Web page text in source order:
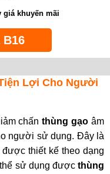
giá khuyến mãi
B16
Lợi Cho Người
chấnthùng gạo âm
người sử dụng. Đây là
thiết kế theo dạng
sử dụng được thùng